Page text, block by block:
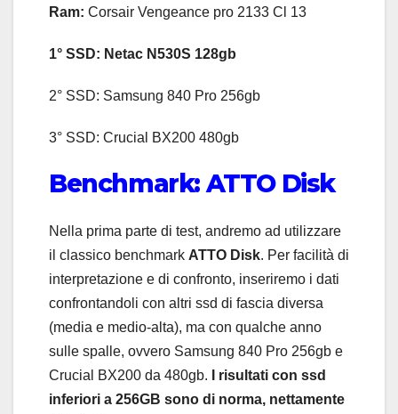
Ram: Corsair Vengeance pro 2133 Cl 13
1° SSD: Netac N530S 128gb
2° SSD: Samsung 840 Pro 256gb
3° SSD: Crucial BX200 480gb
Benchmark: ATTO Disk
Nella prima parte di test, andremo ad utilizzare
il classico benchmark ATTO Disk. Per facilità di
interpretazione e di confronto, inseriremo i dati
confrontandoli con altri ssd di fascia diversa
(media e medio-alta), ma con qualche anno
sulle spalle, ovvero Samsung 840 Pro 256gb e
Crucial BX200 da 480gb. I risultati con ssd
inferiori a 256GB sono di norma, nettamente